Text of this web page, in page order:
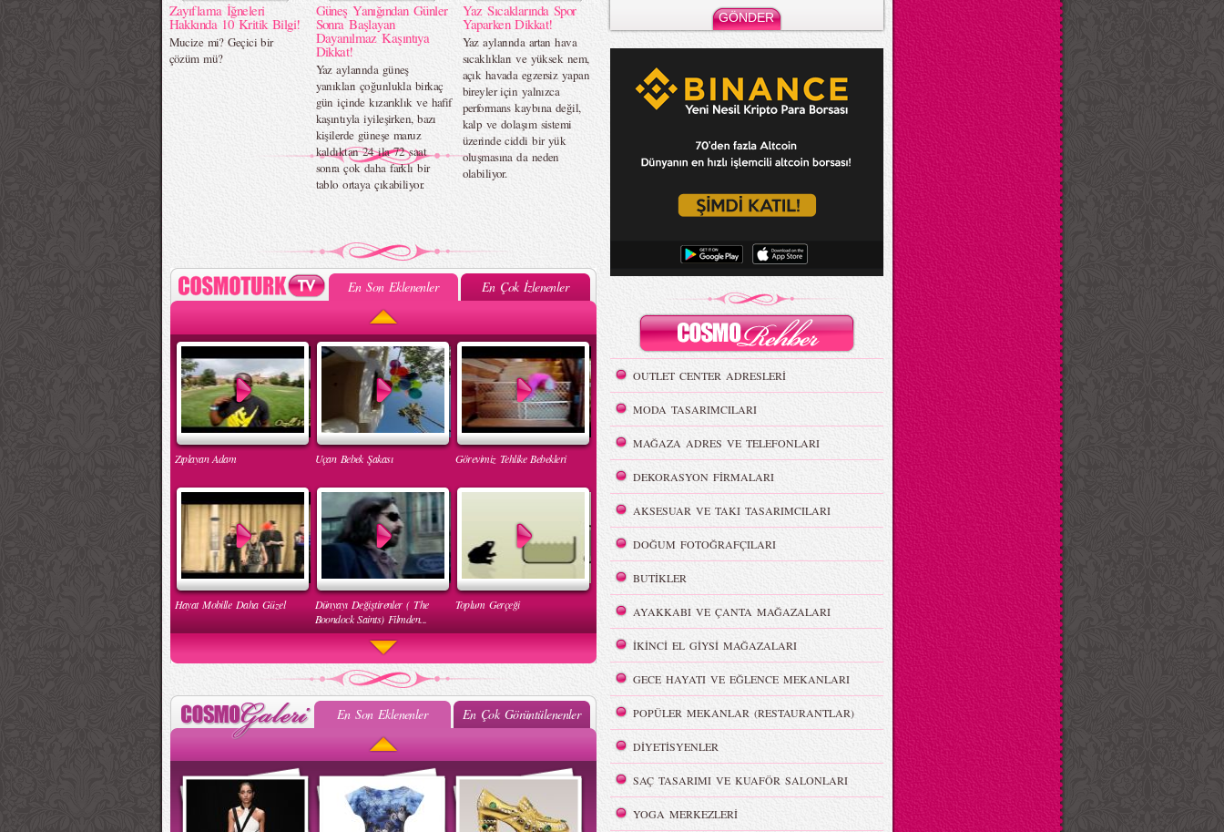
Zayıflama İğneleri
Hakkında 10 Kritik Bilgi!
Mucize mi? Geçici bir
çözüm mü?
Güneş Yanığından Günler
Sonra Başlayan
Dayanılmaz Kaşıntıya
Dikkat!
Yaz aylarında güneş
yanıkları çoğunlukla birkaç
gün içinde kızarıklık ve hafif
kaşıntıyla iyileşirken, bazı
kişilerde güneşe maruz
kaldıktan 24 ila 72 saat
sonra çok daha farklı bir
tablo ortaya çıkabiliyor.
Yaz Sıcaklarında Spor
Yaparken Dikkat!
Yaz aylarında artan hava
sıcaklıkları ve yüksek nem,
açık havada egzersiz yapan
bireyler için yalnızca
performans kaybına değil,
kalp ve dolaşım sistemi
üzerinde ciddi bir yük
oluşmasına da neden
olabiliyor.
En Son Eklenenler En Çok İzlenenler
Zıplayan Adam Uçan Bebek Şakası Görevimiz Tehlike Bebekleri
Hayat Mobille Daha Güzel
Dünyayı Değiştirenler ( The
Boondock Saints) Filmden...
Toplum Gerçeği
İnsan Hakları
2015 Defilesi
En Son Eklenenler En Çok Görüntülenenler
OUTLET CENTER ADRESLERİ
MODA TASARIMCILARI
MAĞAZA ADRES VE TELEFONLARI
DEKORASYON FİRMALARI
AKSESUAR VE TAKI TASARIMCILARI
DOĞUM FOTOĞRAFÇILARI
BUTİKLER
AYAKKABI VE ÇANTA MAĞAZALARI
İKİNCİ EL GİYSİ MAĞAZALARI
GECE HAYATI VE EĞLENCE MEKANLARI
POPÜLER MEKANLAR (RESTAURANTLAR)
DİYETİSYENLER
SAÇ TASARIMI VE KUAFÖR SALONLARI
YOGA MERKEZLERİ